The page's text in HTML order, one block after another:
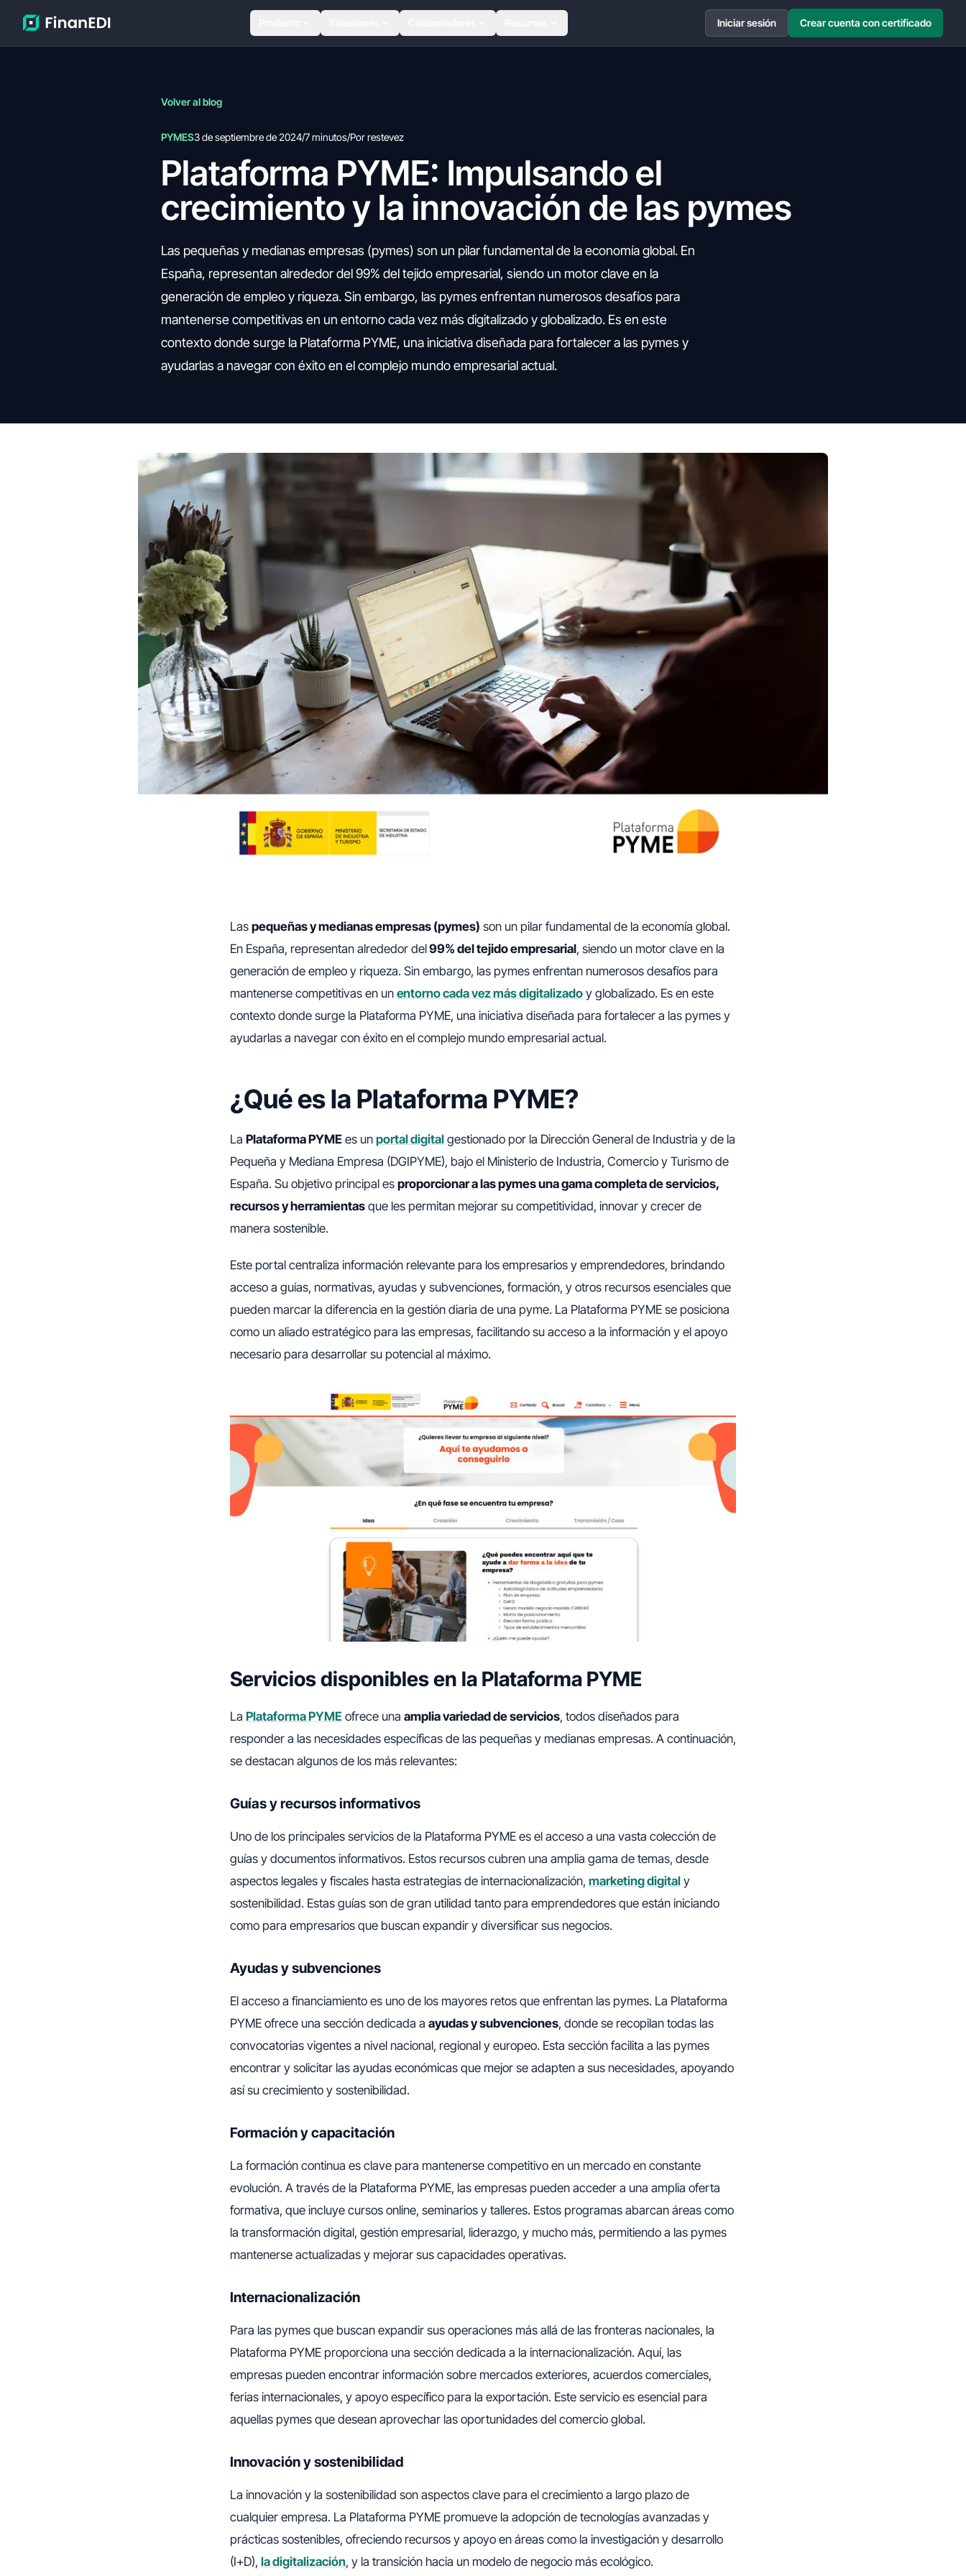
Iniciar sesión Crear cuenta con certificado
Volver al blog
PYMES3 de septiembre de 2024/7 minutos/Por restevez
Plataforma PYME: Impulsando el
crecimiento y la innovación de las pymes
Las pequeñas y medianas empresas (pymes) son un pilar fundamental de la economía global. En
España, representan alrededor del 99% del tejido empresarial, siendo un motor clave en la
generación de empleo y riqueza. Sin embargo, las pymes enfrentan numerosos desafíos para
mantenerse competitivas en un entorno cada vez más digitalizado y globalizado. Es en este
contexto donde surge la Plataforma PYME, una iniciativa diseñada para fortalecer a las pymes y
ayudarlas a navegar con éxito en el complejo mundo empresarial actual.
Las pequeñas y medianas empresas (pymes) son un pilar fundamental de la economía global.
En España, representan alrededor del99% del tejido empresarial, siendo un motor clave en la
generación de empleo y riqueza. Sin embargo, las pymes enfrentan numerosos desafíos para
mantenerse competitivas en un entorno cada vez más digitalizado y globalizado. Es en este
contexto donde surge la Plataforma PYME, una iniciativa diseñada para fortalecer a las pymes y
ayudarlas a navegar con éxito en el complejo mundo empresarial actual.
¿Qué es la Plataforma PYME?
La Plataforma PYME es un portal digital gestionado por la Dirección General de Industria y de la
Pequeña y Mediana Empresa (DGIPYME), bajo el Ministerio de Industria, Comercio y Turismo de
España. Su objetivo principal es proporcionar a las pymes una gama completa de servicios,
recursos y herramientas que les permitan mejorar su competitividad, innovar y crecer de
manera sostenible.
Este portal centraliza información relevante para los empresarios y emprendedores, brindando
acceso a guías, normativas, ayudas y subvenciones, formación, y otros recursos esenciales que
pueden marcar la diferencia en la gestión diaria de una pyme. La Plataforma PYME se posiciona
como un aliado estratégico para las empresas, facilitando su acceso a la información y el apoyo
necesario para desarrollar su potencial al máximo.
Servicios disponibles en la Plataforma PYME
La Plataforma PYME ofrece una amplia variedad de servicios, todos diseñados para
responder a las necesidades específicas de las pequeñas y medianas empresas. A continuación,
se destacan algunos de los más relevantes:
Guías y recursos informativos
Uno de los principales servicios de la Plataforma PYME es el acceso a una vasta colección de
guías y documentos informativos. Estos recursos cubren una amplia gama de temas, desde
aspectos legales y fiscales hasta estrategias de internacionalización, marketing digital y
sostenibilidad. Estas guías son de gran utilidad tanto para emprendedores que están iniciando
como para empresarios que buscan expandir y diversificar sus negocios.
Ayudas y subvenciones
El acceso a financiamiento es uno de los mayores retos que enfrentan las pymes. La Plataforma
PYME ofrece una sección dedicada a ayudas y subvenciones, donde se recopilan todas las
convocatorias vigentes a nivel nacional, regional y europeo. Esta sección facilita a las pymes
encontrar y solicitar las ayudas económicas que mejor se adapten a sus necesidades, apoyando
así su crecimiento y sostenibilidad.
Formación y capacitación
La formación continua es clave para mantenerse competitivo en un mercado en constante
evolución. A través de la Plataforma PYME, las empresas pueden acceder a una amplia oferta
formativa, que incluye cursos online, seminarios y talleres. Estos programas abarcan áreas como
la transformación digital, gestión empresarial, liderazgo, y mucho más, permitiendo a las pymes
mantenerse actualizadas y mejorar sus capacidades operativas.
Internacionalización
Para las pymes que buscan expandir sus operaciones más allá de las fronteras nacionales, la
Plataforma PYME proporciona una sección dedicada a la internacionalización. Aquí, las
empresas pueden encontrar información sobre mercados exteriores, acuerdos comerciales,
ferias internacionales, y apoyo específico para la exportación. Este servicio es esencial para
aquellas pymes que desean aprovechar las oportunidades del comercio global.
Innovación y sostenibilidad
La innovación y la sostenibilidad son aspectos clave para el crecimiento a largo plazo de
cualquier empresa. La Plataforma PYME promueve la adopción de tecnologías avanzadas y
prácticas sostenibles, ofreciendo recursos y apoyo en áreas como la investigación y desarrollo
(I+D), la digitalización, y la transición hacia un modelo de negocio más ecológico.